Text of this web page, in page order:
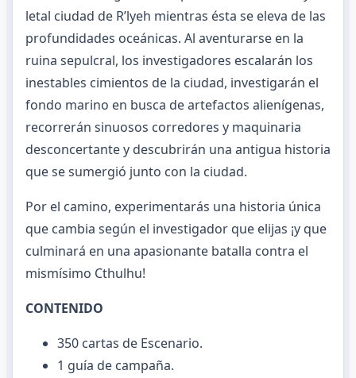
letal ciudad de R’lyeh mientras ésta se eleva de las
profundidades oceánicas. Al aventurarse en la
ruina sepulcral, los investigadores escalarán los
inestables cimientos de la ciudad, investigarán el
fondo marino en busca de artefactos alienígenas,
recorrerán sinuosos corredores y maquinaria
desconcertante y descubrirán una antigua historia
que se sumergió junto con la ciudad.
Por el camino, experimentarás una historia única
que cambia según el investigador que elijas ¡y que
culminará en una apasionante batalla contra el
mismísimo Cthulhu!
CONTENIDO
350 cartas de Escenario.
1 guía de campaña.